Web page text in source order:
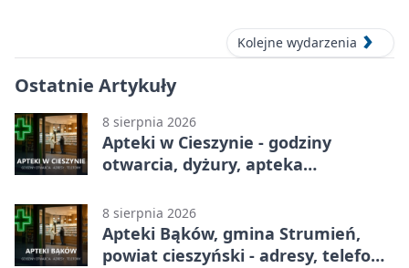
Kolejne wydarzenia
Ostatnie Artykuły
8 sierpnia 2026
Apteki w Cieszynie - godziny
otwarcia, dyżury, apteka
8 sierpnia 2026
Apteki Bąków, gmina Strumień,
powiat cieszyński - adresy, telefony,